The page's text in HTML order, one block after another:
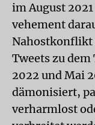
im August
vehement
Nahostkonflikt
Tweets zu
2022 und Mai
dämonisiert,
verharmlost